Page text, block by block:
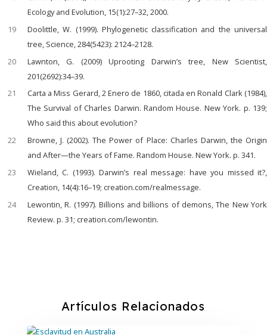
Ecology and Evolution, 15(1):27–32, 2000.
19
Doolittle, W. (1999). Phylogenetic classification and the universal
tree, Science, 284(5423): 2124–2128.
20
Lawnton, G. (2009) Uprooting Darwin’s tree, New Scientist,
201(2692):34–39.
21
Carta a Miss Gerard, 2 Enero de 1860, citada en Ronald Clark (1984),
The Survival of Charles Darwin. Random House. New York. p. 139;
Who said this about evolution?
22
Browne, J. (2002). The Power of Place: Charles Darwin, the Origin
and After—the Years of Fame. Random House. New York. p. 341.
23
Wieland, C. (1993). Darwin’s real message: have you missed it?,
Creation, 14(4):16–19; creation.com/realmessage.
24
Lewontin, R. (1997). Billions and billions of demons, The New York
Review. p. 31; creation.com/lewontin.
Artículos Relacionados